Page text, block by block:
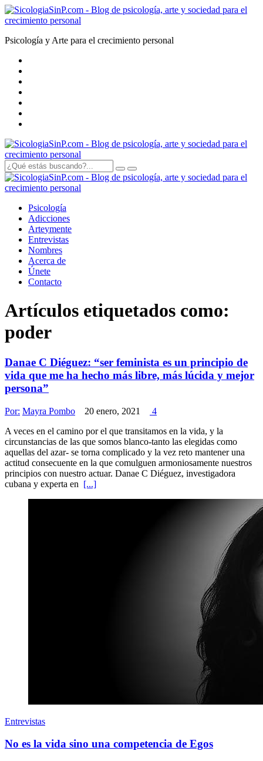
Psicología y Arte para el crecimiento personal
Psicología
Adicciones
Arteymente
Entrevistas
Nombres
Acerca de
Únete
Contacto
Artículos etiquetados como:
poder
Danae C Diéguez: “ser feminista es un principio de
vida que me ha hecho más libre, más lúcida y mejor
persona”
Por: Mayra Pombo 20 enero, 2021
4
A veces en el camino por el que transitamos en la vida, y la
circunstancias de las que somos blanco-tanto las elegidas como
aquellas del azar- se torna complicado y la vez reto mantener una
actitud consecuente en la que comulguen armoniosamente nuestros
principios con nuestro actuar. Danae C Diéguez, investigadora
cubana y experta en [...]
Entrevistas
No es la vida sino una competencia de Egos